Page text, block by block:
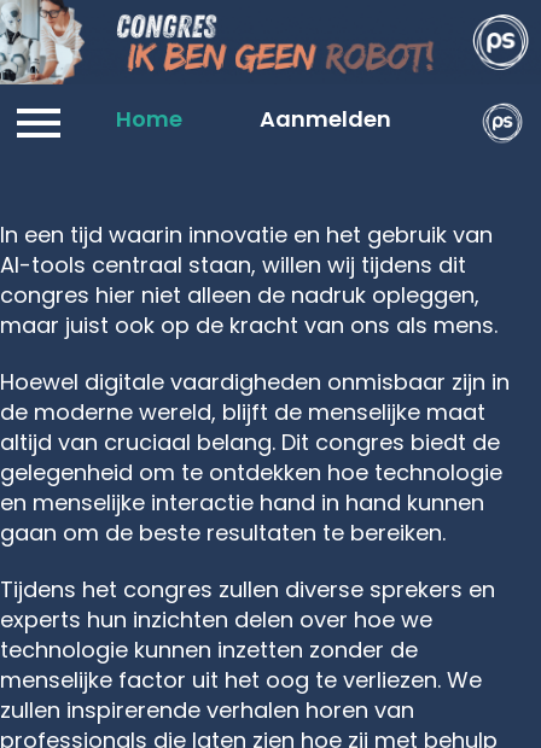
Workshops
LocatieHome Aanmelden
In een tijd waarin innovatie en het gebruik van
AI-tools centraal staan, willen wij tijdens dit
congres hier niet alleen de nadruk opleggen,
maar juist ook op de kracht van ons als mens.
Hoewel digitale vaardigheden onmisbaar zijn in
de moderne wereld, blijft de menselijke maat
altijd van cruciaal belang. Dit congres biedt de
gelegenheid om te ontdekken hoe technologie
en menselijke interactie hand in hand kunnen
gaan om de beste resultaten te bereiken.​
Tijdens het congres zullen diverse sprekers en
experts hun inzichten delen over hoe we
technologie kunnen inzetten zonder de
menselijke factor uit het oog te verliezen. We
zullen inspirerende verhalen horen van
professionals die laten zien hoe zij met behulp